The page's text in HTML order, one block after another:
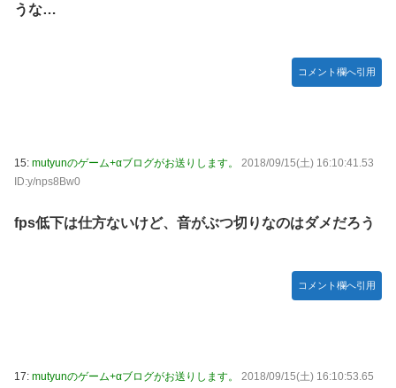
うな…
コメント欄へ引用
15: mutyunのゲーム+αブログがお送りします。
2018/09/15(土) 16:10:41.53
ID:y/nps8Bw0
fps低下は仕方ないけど、音がぶつ切りなのはダメだろう
コメント欄へ引用
17: mutyunのゲーム+αブログがお送りします。
2018/09/15(土) 16:10:53.65